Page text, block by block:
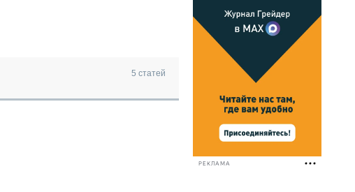
ПАССАЖИРСКИЙ ТРАНСПОРТ
5 статей
РЕКЛАМА